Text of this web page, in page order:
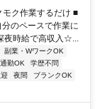
ク作業するだけ ■
のペースで作業に
夜時給で高収入☆...
副業・WワークOK
勤OK
学歴不問
夜間
ブランクOK